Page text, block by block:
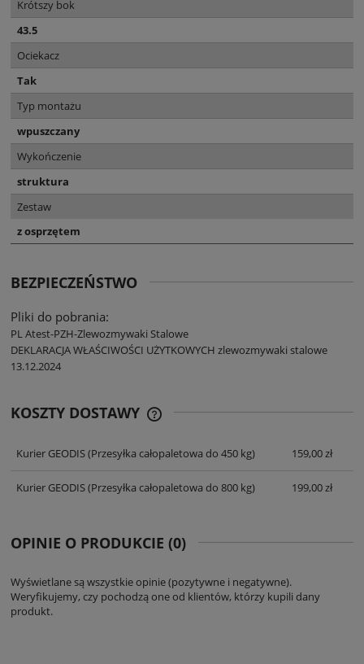
Krótszy bok
43.5
Ociekacz
Tak
Typ montażu
wpuszczany
Wykończenie
struktura
Zestaw
z osprzętem
BEZPIECZEŃSTWO
Pliki do pobrania:
PL Atest-PZH-Zlewozmywaki Stalowe
DEKLARACJA WŁAŚCIWOŚCI UŻYTKOWYCH zlewozmywaki stalowe
13.12.2024
KOSZTY DOSTAWY
Kurier GEODIS(Przesyłka całopaletowa do 450 kg) 159,00 zł
Kurier GEODIS(Przesyłka całopaletowa do 800 kg) 199,00 zł
OPINIE O PRODUKCIE (0)
Wyświetlane są wszystkie opinie (pozytywne i negatywne).
Weryfikujemy, czy pochodzą one od klientów, którzy kupili dany
produkt.